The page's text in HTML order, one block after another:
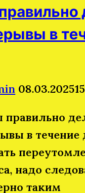
в
08.03.2025
правильно
в течение
надо
таким